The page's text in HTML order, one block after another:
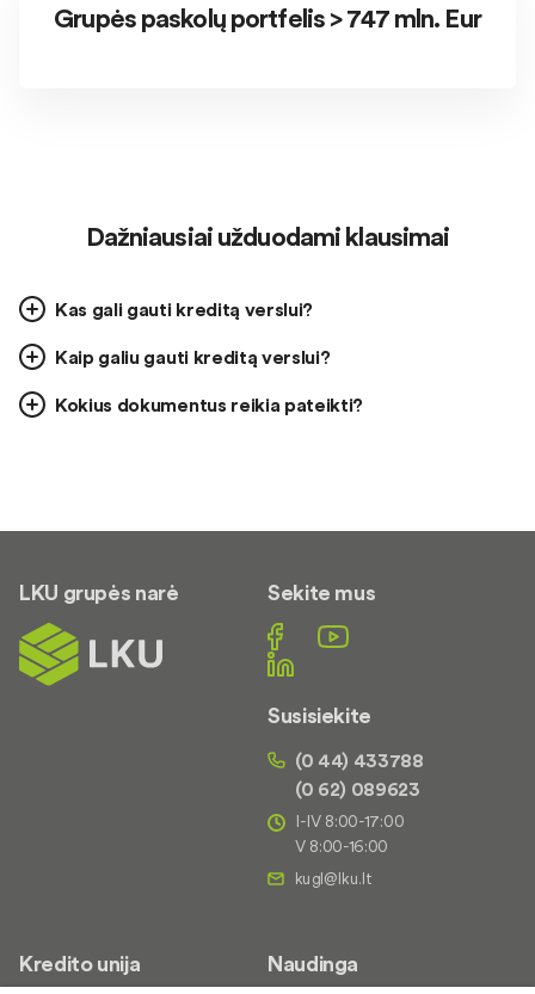
Grupės paskolų portfelis > 747 mln. Eur
Dažniausiai užduodami klausimai
Kas gali gauti kreditą verslui?
Kaip galiu gauti kreditą verslui?
Kokius dokumentus reikia pateikti?
LKU grupės narė Sekite mus
Susisiekite
(0 44) 433788
(0 62) 089623
I-IV 8:00-17:00
V 8:00-16:00
Kredito unija Naudinga